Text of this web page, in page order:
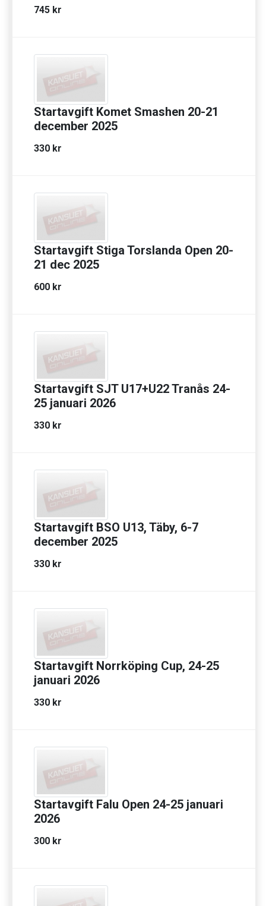
745 kr
Startavgift Komet Smashen 20-21
december 2025
330 kr
Startavgift Stiga Torslanda Open 20-
21 dec 2025
600 kr
Startavgift SJT U17+U22 Tranås 24-
25 januari 2026
330 kr
Startavgift BSO U13, Täby, 6-7
december 2025
330 kr
Startavgift Norrköping Cup, 24-25
januari 2026
330 kr
Startavgift Falu Open 24-25 januari
2026
300 kr